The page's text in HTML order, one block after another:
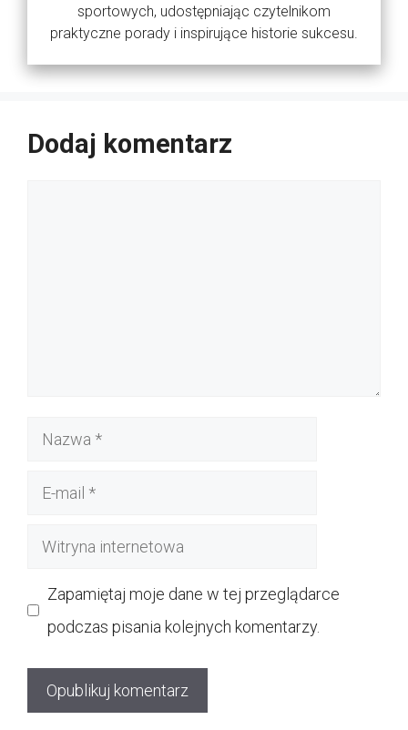
sportowych, udostępniając czytelnikom
praktyczne porady i inspirujące historie sukcesu.
Dodaj komentarz
Nazwa
Witryna
Zapamiętaj moje dane w tej przeglądarce
podczas pisania kolejnych komentarzy.